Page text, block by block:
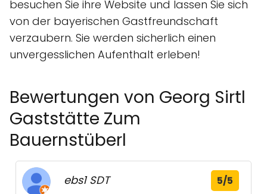
besuchen Sie ihre Website und lassen Sie sich
von der bayerischen Gastfreundschaft
verzaubern. Sie werden sicherlich einen
unvergesslichen Aufenthalt erleben!
Bewertungen von Georg Sirtl
Gaststätte Zum
Bauernstüberl
ebs1 SDT 5/5